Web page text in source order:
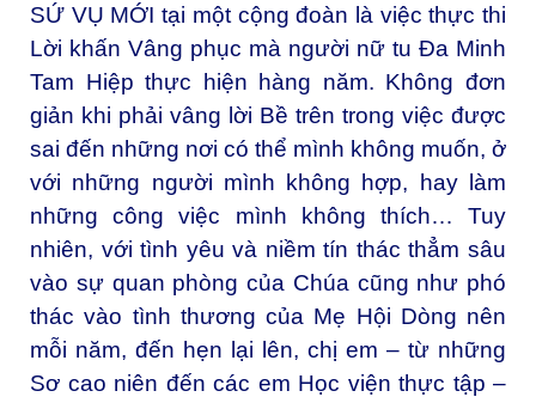
SỨ VỤ MỚI tại một cộng đoàn là việc thực thi
Lời khấn Vâng phục mà người nữ tu Đa Minh
Tam Hiệp thực hiện hàng năm. Không đơn
giản khi phải vâng lời Bề trên trong việc được
sai đến những nơi có thể mình không muốn, ở
với những người mình không hợp, hay làm
những công việc mình không thích… Tuy
nhiên, với tình yêu và niềm tín thác thẳm sâu
vào sự quan phòng của Chúa cũng như phó
thác vào tình thương của Mẹ Hội Dòng nên
mỗi năm, đến hẹn lại lên, chị em – từ những
Sơ cao niên đến các em Học viện thực tập –